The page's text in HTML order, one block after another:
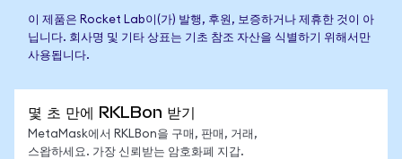
이 제품은 Rocket Lab이(가) 발행, 후원, 보증하거나 제휴한 것이 아
닙니다. 회사명 및 기타 상표는 기초 참조 자산을 식별하기 위해서만
사용됩니다.
몇 초 만에 RKLBon 받기
MetaMask에서 RKLBon을 구매, 판매, 거래,
스왑하세요. 가장 신뢰받는 암호화폐 지갑.